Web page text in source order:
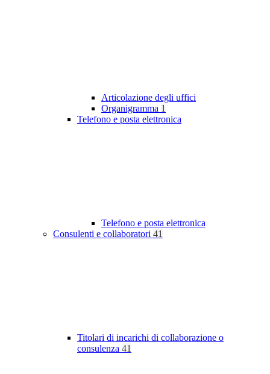
Articolazione degli uffici
Organigramma 1
Telefono e posta elettronica
Telefono e posta elettronica
Consulenti e collaboratori 41
Titolari di incarichi di collaborazione o
consulenza 41